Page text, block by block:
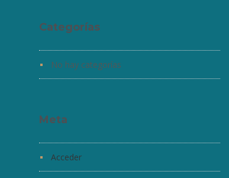
Categorías
No hay categorías
Meta
Acceder